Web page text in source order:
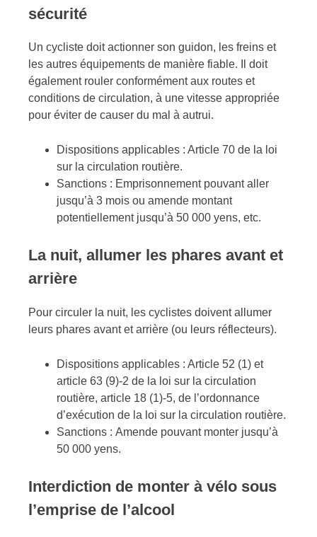
sécurité
Un cycliste doit actionner son guidon, les freins et
les autres équipements de manière fiable. Il doit
également rouler conformément aux routes et
conditions de circulation, à une vitesse appropriée
pour éviter de causer du mal à autrui.
Dispositions applicables : Article 70 de la loi
sur la circulation routière.
Sanctions : Emprisonnement pouvant aller
jusqu’à 3 mois ou amende montant
potentiellement jusqu’à 50 000 yens, etc.
La nuit, allumer les phares avant et
arrière
Pour circuler la nuit, les cyclistes doivent allumer
leurs phares avant et arrière (ou leurs réflecteurs).
Dispositions applicables : Article 52 (1) et
article 63 (9)-2 de la loi sur la circulation
routière, article 18 (1)-5, de l’ordonnance
d’exécution de la loi sur la circulation routière.
Sanctions : Amende pouvant monter jusqu’à
50 000 yens.
Interdiction de monter à vélo sous
l’emprise de l’alcool